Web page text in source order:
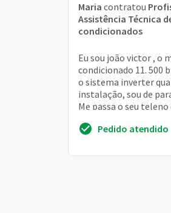
Maria contratou
Assistência Técnica
condicionados
Eu sou joão victor , o
condicionado 11. 500
o sistema inverter
instalação, sou de
Me passa o seu teleno
Pedido atendido